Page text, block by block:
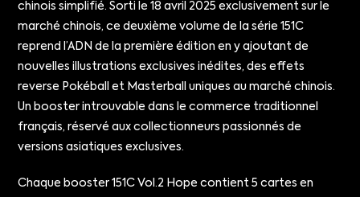
chinois simplifié. Sorti le 18 avril 2025 exclusivement sur le
marché chinois, ce deuxième volume de la série 151C
reprend l’ADN de la première édition en y ajoutant de
nouvelles illustrations exclusives inédites, des effets
reverse Pokéball et Masterball uniques au marché chinois.
Un booster introuvable dans le commerce traditionnel
français, réservé aux collectionneurs passionnés de
versions asiatiques exclusives.
Chaque booster 151C Vol.2 Hope contient 5 cartes en